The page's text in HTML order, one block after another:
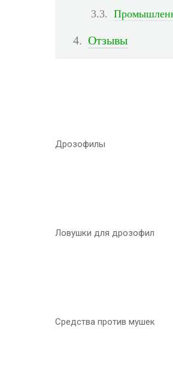
Отзывы
Дрозофилы
Ловушки для дрозофил
Средства против мушек